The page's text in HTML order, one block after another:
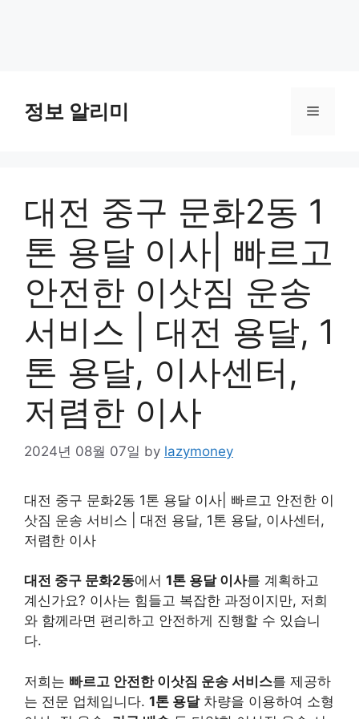
content정보 알리미 Menu
대전 중구 문화2동 1
톤 용달 이사| 빠르고
안전한 이삿짐 운송
서비스 | 대전 용달, 1
톤 용달, 이사센터,
저렴한 이사
2024년 08월 07일 by lazymoney
대전 중구 문화2동 1톤 용달 이사| 빠르고 안전한 이
삿짐 운송 서비스 | 대전 용달, 1톤 용달, 이사센터,
저렴한 이사
대전 중구 문화2동에서 1톤 용달 이사를 계획하고
계신가요? 이사는 힘들고 복잡한 과정이지만, 저희
와 함께라면 편리하고 안전하게 진행할 수 있습니
다.
저희는 빠르고 안전한 이삿짐 운송 서비스를 제공하
는 전문 업체입니다. 1톤 용달차량을 이용하여 소형